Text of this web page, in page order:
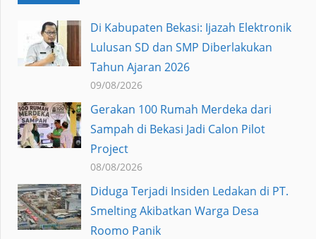
Di Kabupaten Bekasi: Ijazah Elektronik
Lulusan SD dan SMP Diberlakukan
Tahun Ajaran 2026
09/08/2026
Gerakan 100 Rumah Merdeka dari
Sampah di Bekasi Jadi Calon Pilot
Project
08/08/2026
Diduga Terjadi Insiden Ledakan di PT.
Smelting Akibatkan Warga Desa
Roomo Panik